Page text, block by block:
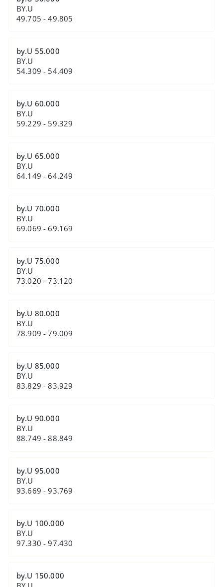
BY.U
49.705 - 49.805
by.U 55.000
BY.U
54.309 - 54.409
by.U 60.000
BY.U
59.229 - 59.329
by.U 65.000
BY.U
64.149 - 64.249
by.U 70.000
BY.U
69.069 - 69.169
by.U 75.000
BY.U
73.020 - 73.120
by.U 80.000
BY.U
78.909 - 79.009
by.U 85.000
BY.U
83.829 - 83.929
by.U 90.000
BY.U
88.749 - 88.849
by.U 95.000
BY.U
93.669 - 93.769
by.U 100.000
BY.U
97.330 - 97.430
by.U 150.000